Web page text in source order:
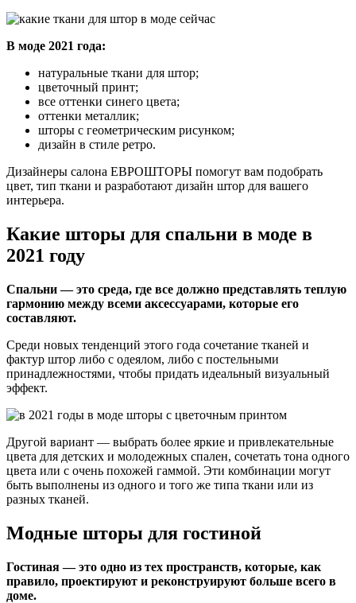
В моде 2021 года:
натуральные ткани для штор;
цветочный принт;
все оттенки синего цвета;
оттенки металлик;
шторы с геометрическим рисунком;
дизайн в стиле ретро.
Дизайнеры салона ЕВРОШТОРЫ помогут вам подобрать
цвет, тип ткани и разработают дизайн штор для вашего
интерьера.
Какие шторы для спальни в моде в
2021 году
Спальни — это среда, где все должно представлять теплую
гармонию между всеми аксессуарами, которые его
составляют.
Среди новых тенденций этого года сочетание тканей и
фактур штор либо с одеялом, либо с постельными
принадлежностями, чтобы придать идеальный визуальный
эффект.
Другой вариант — выбрать более яркие и привлекательные
цвета для детских и молодежных спален, сочетать тона одного
цвета или с очень похожей гаммой. Эти комбинации могут
быть выполнены из одного и того же типа ткани или из
разных тканей.
Модные шторы для гостиной
Гостиная — это одно из тех пространств, которые, как
правило, проектируют и реконструируют больше всего в
доме.